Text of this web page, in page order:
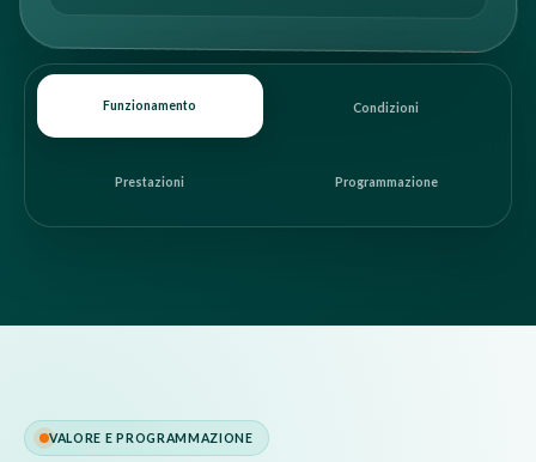
Funzionamento Condizioni
Prestazioni Programmazione
VALORE E PROGRAMMAZIONE